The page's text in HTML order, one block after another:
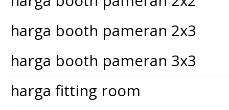
harga booth pameran 2x3
harga booth pameran 3x3
harga fitting room